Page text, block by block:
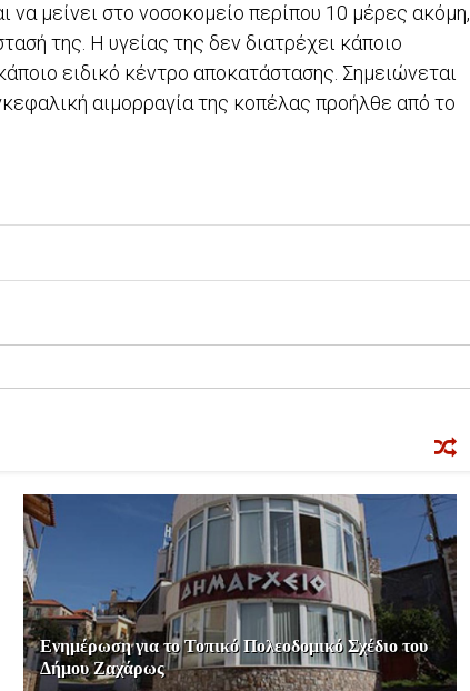
μείνει στο νοσοκομείο περίπου 10 μέρες ακόμη,
της. Η υγείας της δεν διατρέχει κάποιο
ειδικό κέντρο αποκατάστασης. Σημειώνεται
αιμορραγία της κοπέλας προήλθε από το
Ενημέρωση για το Τοπικό Πολεοδομικό Σχέδιο του
Δήμου Ζαχάρως